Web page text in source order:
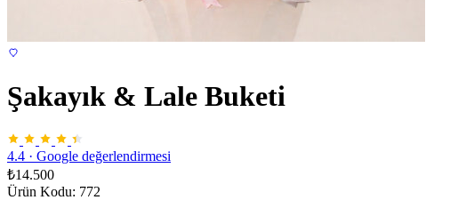
Şakayık & Lale Buketi
4.4 · Google değerlendirmesi
₺14.500
Ürün Kodu: 772